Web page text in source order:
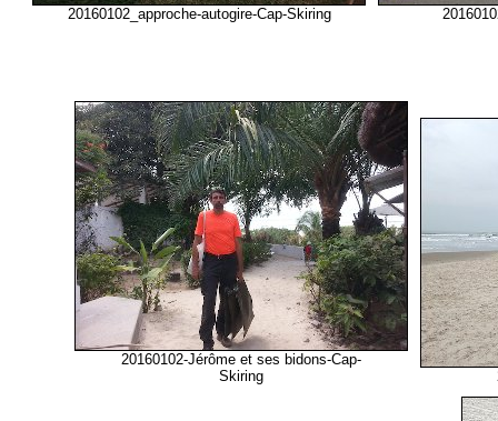
20160102_approche-autogire-Cap-Skiring
20160102-Jérôme et ses bidons-Cap-
Skiring